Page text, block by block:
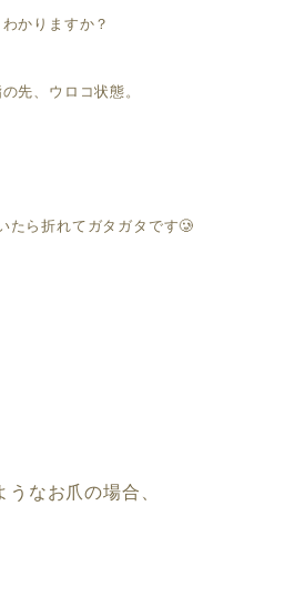
わかりますか？
先、ウロコ状態。
たら折れてガタガタです🥲
うなお爪の場合、